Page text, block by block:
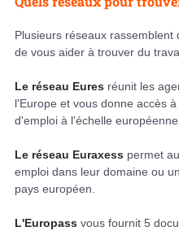
Plusieurs réseaux
de vous aider à trouver du
Le réseau Eures réunit les
l'Europe et vous donne accès
d'emploi à l'échelle européenne.
Le réseau Euraxess permet
emploi dans leur domaine ou
pays européen.
L'Europass vous fournit 5